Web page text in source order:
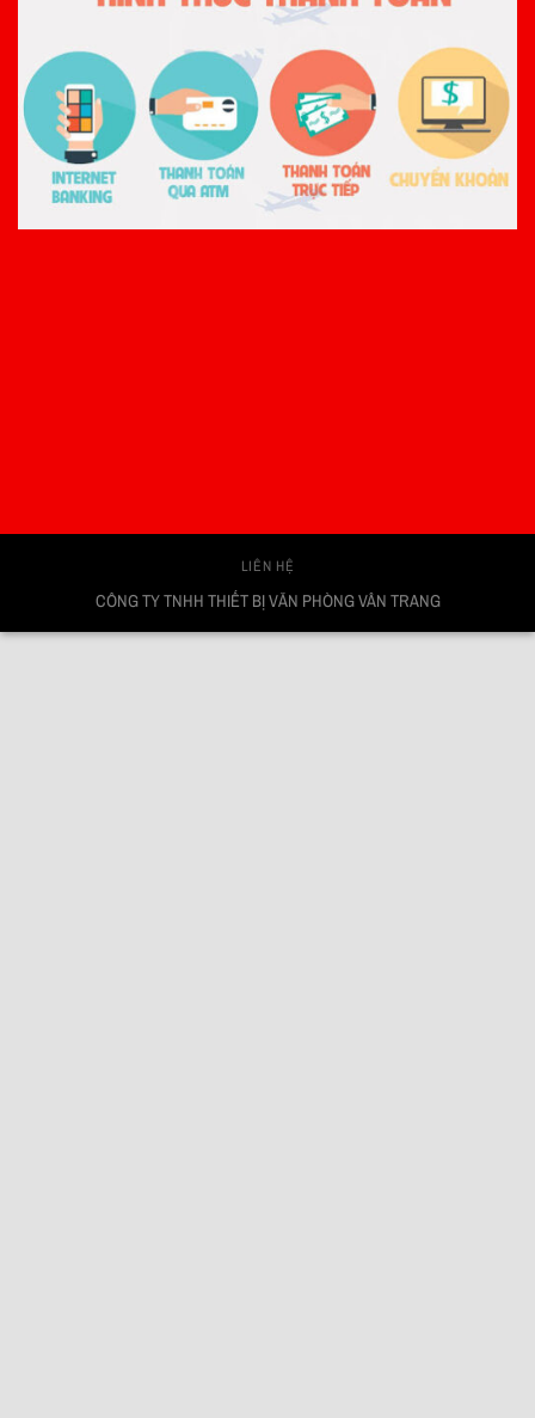
LIÊN HỆ
CÔNG TY TNHH THIẾT BỊ VĂN PHÒNG VÂN TRANG